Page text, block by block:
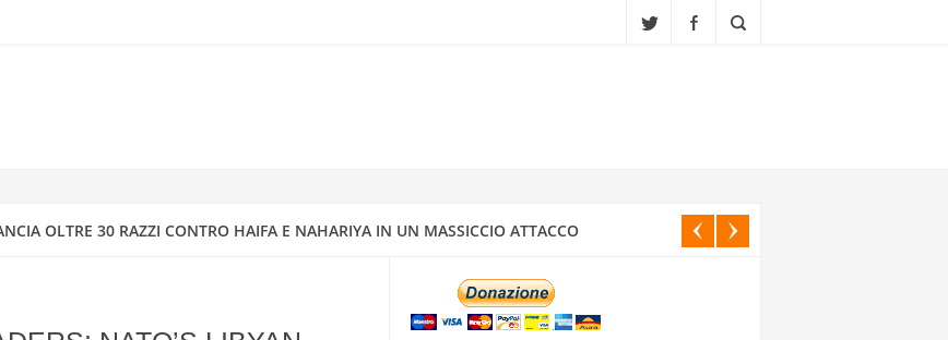
OLTRE 30 RAZZI CONTRO HAIFA E NAHARIYA IN UN MASSICCIO ATTACCO
INTENSIFICANO GLI ATTACCHI CONTRO AREE RESIDENZIALI, SCUOLE E CENTRI CULTURALI IN